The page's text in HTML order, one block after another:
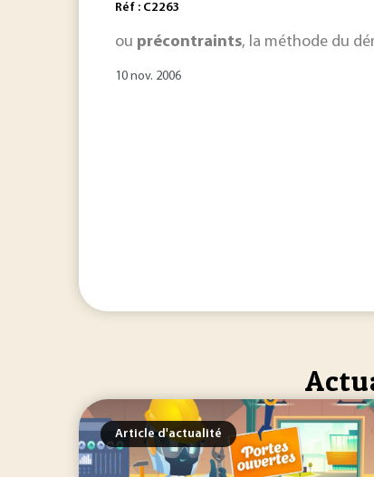
Réf : C2263
ou précontraints, la méthode du
10 nov. 2006
Article d'actualité